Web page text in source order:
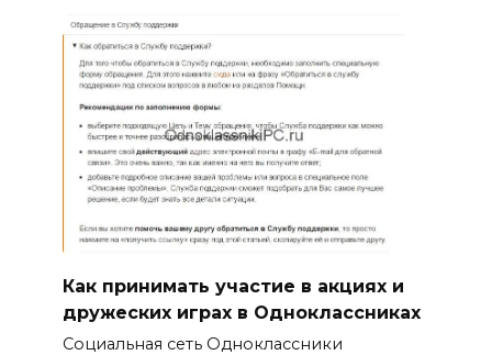
Как принимать участие в акциях и
дружеских играх в Одноклассниках
Социальная сеть Одноклассники